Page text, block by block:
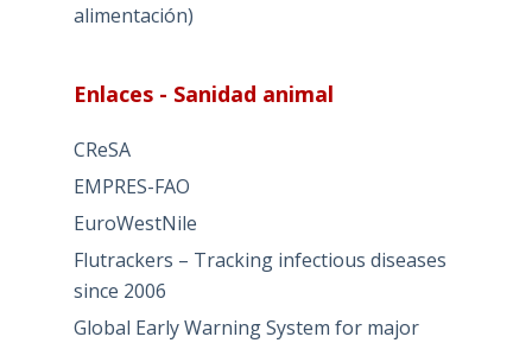
alimentación)
Enlaces - Sanidad animal
CReSA
EMPRES-FAO
EuroWestNile
Flutrackers – Tracking infectious diseases
since 2006
Global Early Warning System for major